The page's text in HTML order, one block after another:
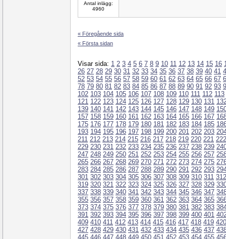
Antal inlägg:
4960
« Föregående sida
« Första sidan
Visar sida: 1 2 3 4 5 6 7 8 9 10 11 12 13 14 15 16
26 27 28 29 30 31 32 33 34 35 36 37 38 39 40 41
52 53 54 55 56 57 58 59 60 61 62 63 64 65 66 67
78 79 80 81 82 83 84 85 86 87 88 89 90 91 92 93
102 103 104 105 106 107 108 109 110 111 112 113
121 122 123 124 125 126 127 128 129 130 131
139 140 141 142 143 144 145 146 147 148 149
157 158 159 160 161 162 163 164 165 166 167
175 176 177 178 179 180 181 182 183 184 185
193 194 195 196 197 198 199 200 201 202 203
211 212 213 214 215 216 217 218 219 220 221 222
229 230 231 232 233 234 235 236 237 238 239
247 248 249 250 251 252 253 254 255 256 257
265 266 267 268 269 270 271 272 273 274 275
283 284 285 286 287 288 289 290 291 292 293
301 302 303 304 305 306 307 308 309 310 311 312
319 320 321 322 323 324 325 326 327 328 329
337 338 339 340 341 342 343 344 345 346 347
355 356 357 358 359 360 361 362 363 364 365
373 374 375 376 377 378 379 380 381 382 383
391 392 393 394 395 396 397 398 399 400 401
409 410 411 412 413 414 415 416 417 418 419 420
427 428 429 430 431 432 433 434 435 436 437
445 446 447 448 449 450 451 452 453 454 455